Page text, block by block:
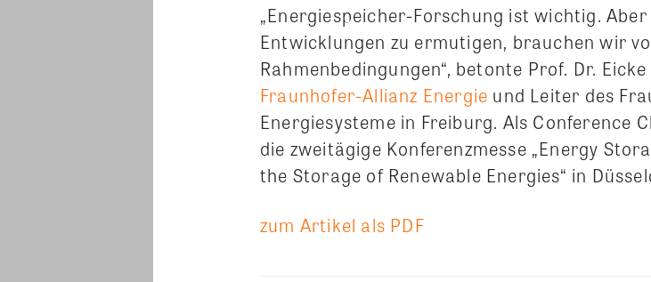
„Energiespeicher-Forschung ist wichtig.
Entwicklungen zu ermutigen, brauchen wir
Rahmenbedingungen“, betonte Prof. Dr.
Fraunhofer-Allianz Energie und Leiter des
Energiesysteme in Freiburg. Als Conference
die zweitägige Konferenzmesse „Energy
the Storage of Renewable Energies“ in
zum Artikel als PDF